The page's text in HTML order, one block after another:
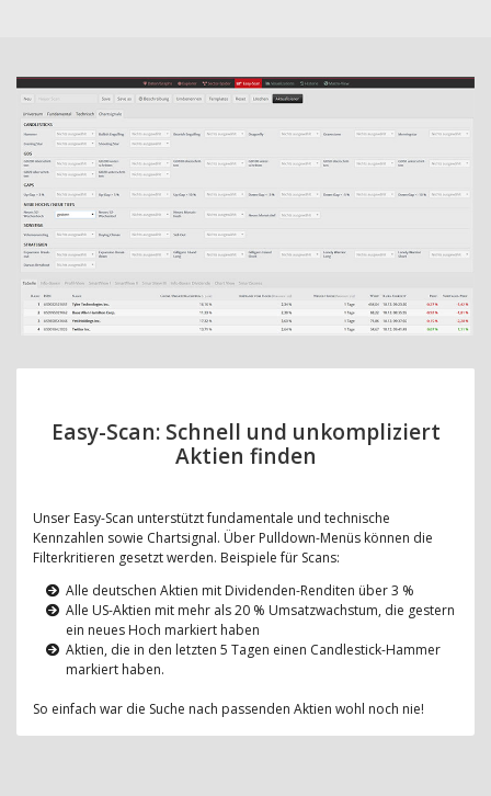
Easy-Scan: Schnell und unkompliziert
Aktien finden
Unser Easy-Scan unterstützt fundamentale und technische
Kennzahlen sowie Chartsignal. Über Pulldown-Menüs können die
Filterkritieren gesetzt werden. Beispiele für Scans:
Alle deutschen Aktien mit Dividenden-Renditen über 3 %
Alle US-Aktien mit mehr als 20 % Umsatzwachstum, die gestern
ein neues Hoch markiert haben
Aktien, die in den letzten 5 Tagen einen Candlestick-Hammer
markiert haben.
So einfach war die Suche nach passenden Aktien wohl noch nie!